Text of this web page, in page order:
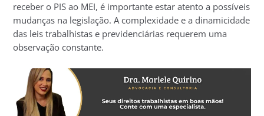
receber o PIS ao MEI, é importante estar atento a possíveis
mudanças na legislação. A complexidade e a dinamicidade
das leis trabalhistas e previdenciárias requerem uma
observação constante.